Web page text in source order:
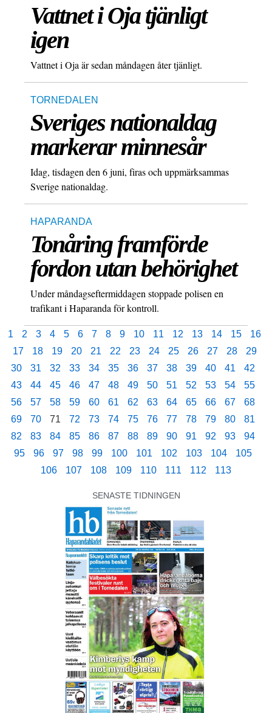
Vattnet i Oja tjänligt
igen
Vattnet i Oja är sedan måndagen åter tjänligt.
TORNEDALEN
Sveriges nationaldag
markerar minnesår
Idag, tisdagen den 6 juni, firas och uppmärksammas
Sverige nationaldag.
HAPARANDA
Tonåring framförde
fordon utan behörighet
Under måndagseftermiddagen stoppade polisen en
trafikant i Haparanda för kontroll.
1 2 3 4 5 6 7 8 9 10 11 12 13 14 15
16
17
18 19 20 21 22 23 24 25 26 27 28
29
30
31 32 33 34 35 36 37 38 39 40 41
42
43
44 45 46 47 48 49 50 51 52 53 54
55
56
57 58 59 60 61 62 63 64 65 66 67
68
69
70 71 72 73 74 75 76 77 78 79 80
81
82
83 84 85 86 87 88 89 90 91 92 93
94
95
96 97 98 99 100 101 102 103 104
105
106
107 108 109 110 111 112 113
SENASTE TIDNINGEN